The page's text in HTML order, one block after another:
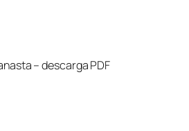
– descarga PDF